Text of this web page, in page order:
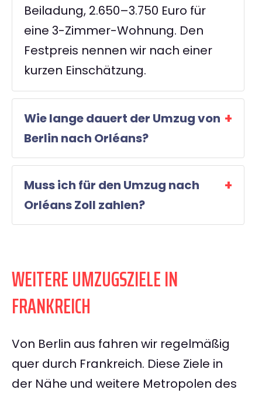
Beiladung, 2.650–3.750 Euro für
eine 3-Zimmer-Wohnung. Den
Festpreis nennen wir nach einer
kurzen Einschätzung.
Wie lange dauert der Umzug von
Berlin nach Orléans?
Muss ich für den Umzug nach
Orléans Zoll zahlen?
WEITERE UMZUGSZIELE IN
FRANKREICH
Von Berlin aus fahren wir regelmäßig
quer durch Frankreich. Diese Ziele in
der Nähe und weitere Metropolen des